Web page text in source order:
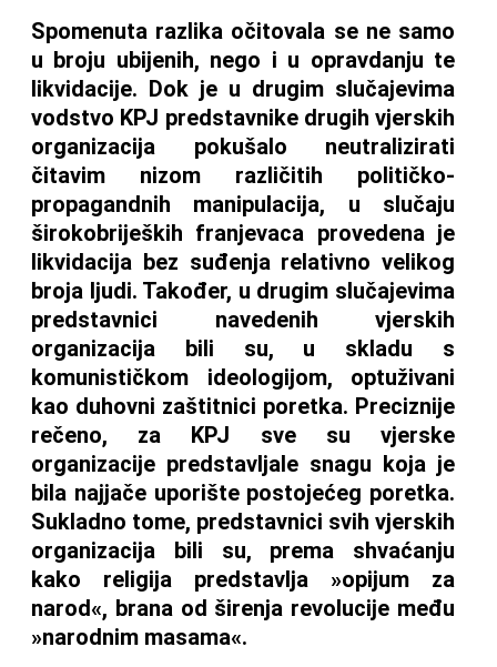
Spomenuta razlika očitovala se ne samo
u broju ubijenih, nego i u opravdanju te
likvidacije. Dok je u drugim slučajevima
vodstvo KPJ predstavnike drugih vjerskih
organizacija pokušalo neutralizirati
čitavim nizom različitih političko-
propagandnih manipulacija, u slučaju
širokobrijeških franjevaca provedena je
likvidacija bez suđenja relativno velikog
broja ljudi. Također, u drugim slučajevima
predstavnici navedenih vjerskih
organizacija bili su, u skladu s
komunističkom ideologijom, optuživani
kao duhovni zaštitnici poretka. Preciznije
rečeno, za KPJ sve su vjerske
organizacije predstavljale snagu koja je
bila najjače uporište postojećeg poretka.
Sukladno tome, predstavnici svih vjerskih
organizacija bili su, prema shvaćanju
kako religija predstavlja »opijum za
narod«, brana od širenja revolucije među
»narodnim masama«.